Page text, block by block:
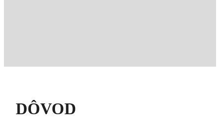
DÔVOD